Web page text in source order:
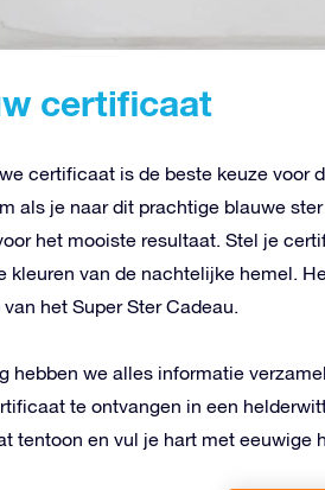
certificaat
certificaat is de beste keuze voor
als je naar dit prachtige blauwe
het mooiste resultaat. Stel je
kleuren van de nachtelijke hemel.
het Super Ster Cadeau.
hebben we alles informatie
te ontvangen in een
tentoon en vul je hart met eeuwige